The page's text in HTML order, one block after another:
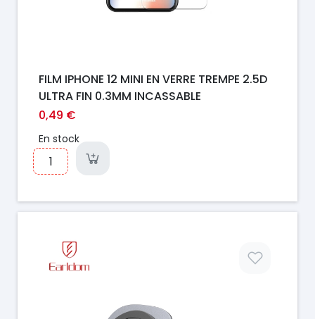
FILM IPHONE 12 MINI EN VERRE TREMPE 2.5D
ULTRA FIN 0.3MM INCASSABLE
0,49 €
En stock